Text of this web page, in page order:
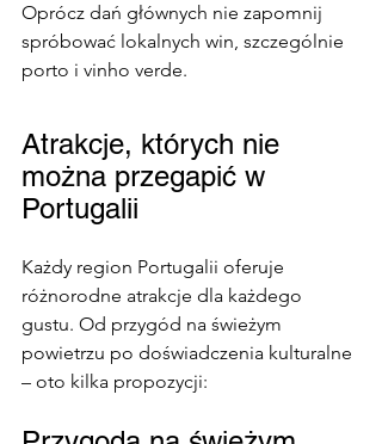
Oprócz dań głównych nie zapomnij
spróbować lokalnych win, szczególnie
porto i vinho verde.
Atrakcje, których nie
można przegapić w
Portugalii
Każdy region Portugalii oferuje
różnorodne atrakcje dla każdego
gustu. Od przygód na świeżym
powietrzu po doświadczenia kulturalne
– oto kilka propozycji: